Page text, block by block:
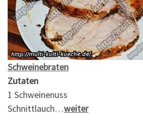
Schweinebraten
Zutaten
1 Schweinenuss
Schnittlauch…weiter